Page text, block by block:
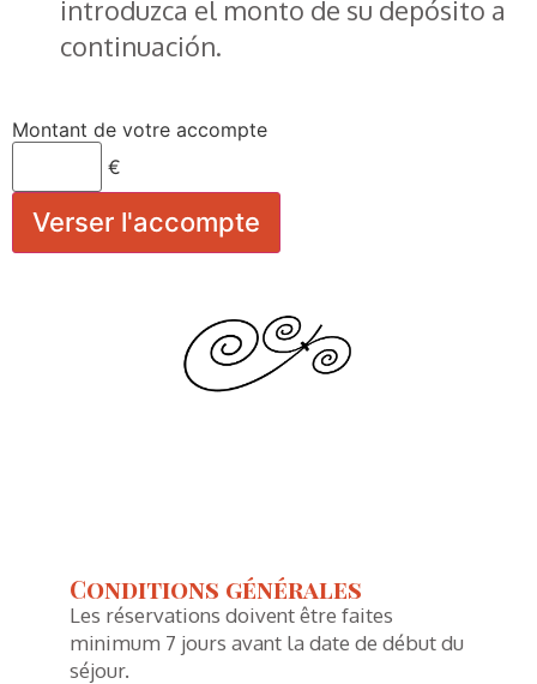
introduzca el monto de su depósito a
continuación.
Montant de votre accompte
€
Verser l'accompte
Conditions générales
Les réservations doivent être faites
minimum 7 jours avant la date de début du
séjour.